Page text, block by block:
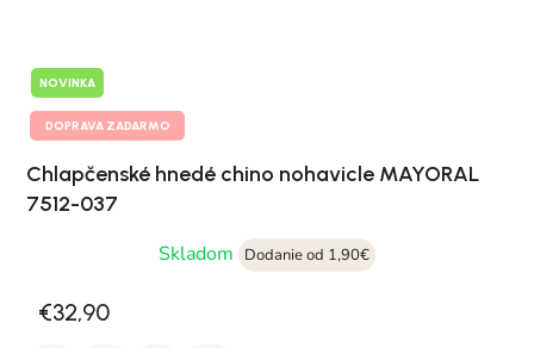
NOVINKA
DOPRAVA ZADARMO
Chlapčenské hnedé chino nohavicle MAYORAL
7512-037
Skladom
Dodanie od 1,90€
€32,90